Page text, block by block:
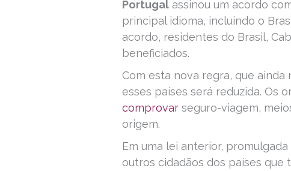
Portugal assinou um acordo
principal idioma, incluindo o
acordo, residentes do Brasil,
beneficiados.
Com esta nova regra, que
esses países será reduzida. Os
comprovar seguro-viagem,
origem.
Em uma lei anterior,
outros cidadãos dos países que